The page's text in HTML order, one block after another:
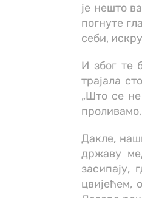
је нешто
погнуте
себи,
И због те
трајала
„Што се
Дакле,
државу
засипају,
цвијећем,